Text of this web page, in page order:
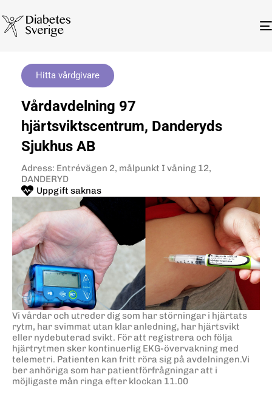
Hitta vårdgivare
Vårdavdelning 97
hjärtsviktscentrum, Danderyds
Sjukhus AB
Adress: Entrévägen 2, målpunkt I våning 12,
DANDERYD
Uppgift saknas
Vi vårdar och utreder dig som har störningar i hjärtats
rytm, har svimmat utan klar anledning, har hjärtsvikt
eller nydebuterad svikt. För att registrera och följa
hjärtrytmen sker kontinuerlig EKG-övervakning med
telemetri. Patienten kan fritt röra sig på avdelningen.Vi
ber anhöriga som har patientförfrågningar att i
möjligaste mån ringa efter klockan 11.00